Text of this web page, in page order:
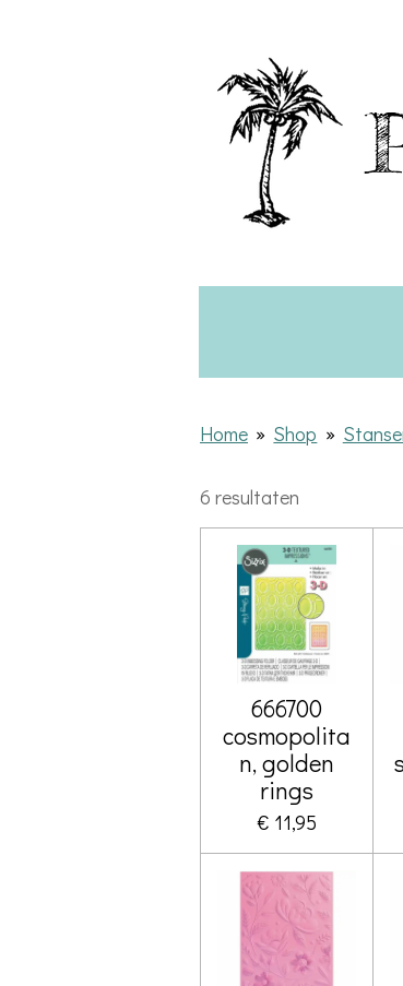
Home » Shop »
6 resultaten
666700
cosmopolita
n, golden
rings
€ 11,95